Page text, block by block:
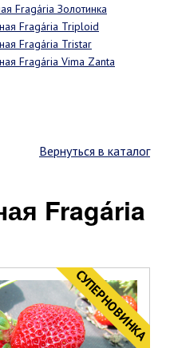
Fragária Золотинка
Fragária Triploid
Fragária Tristar
Fragária Vima Zanta
Вернуться в каталог
Fragária
CУПЕРНОВИНКА